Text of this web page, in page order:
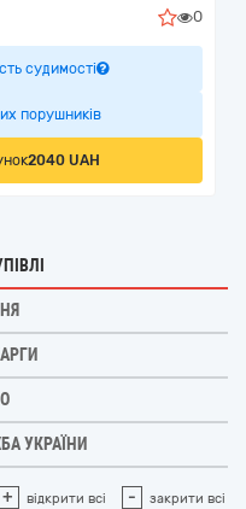
0
судимості
порушників
2040 UAH
УКРАЇНИ
+ відкрити всі - закрити всі